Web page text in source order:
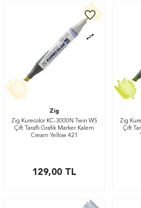
Zig
Zig Kurecolor KC-3000N Twin WS
Çift Taraflı Grafik Marker Kalem
Cream Yellow 421
129,00 TL
Zig
Çift